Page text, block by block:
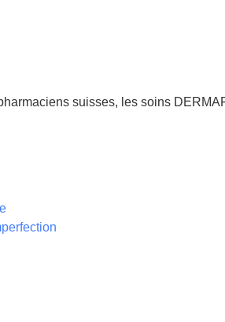
suisses, les soins